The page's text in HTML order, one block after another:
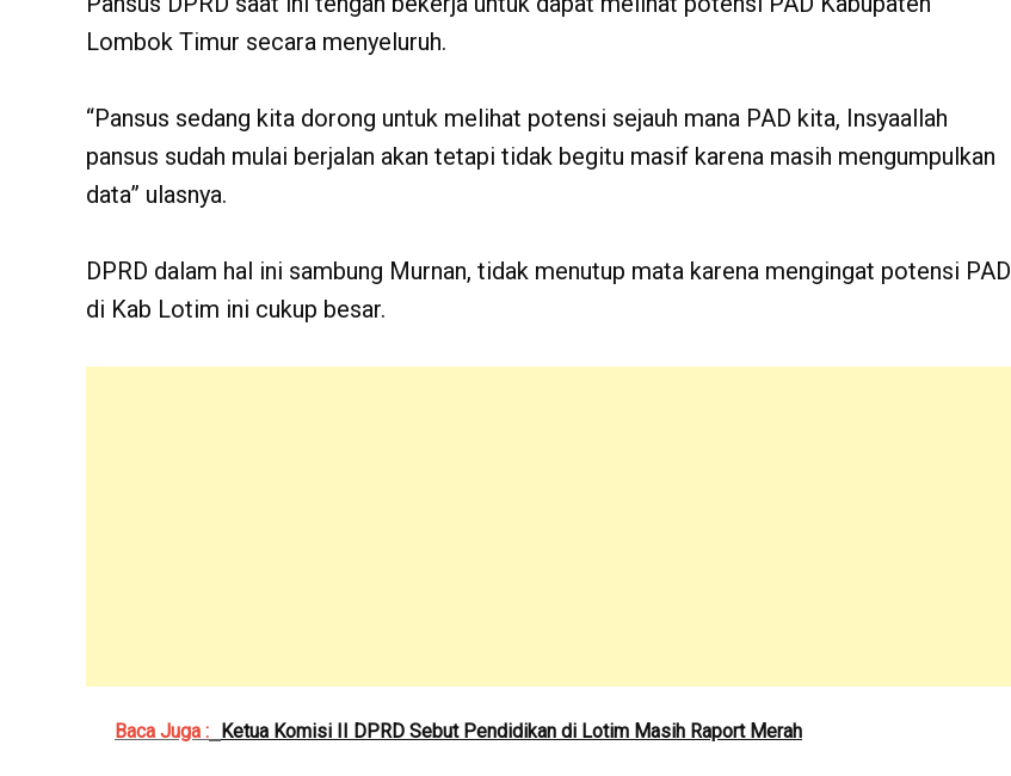
Lombok Timur secara menyeluruh.
“Pansus sedang kita dorong untuk melihat potensi sejauh mana PAD kita, Insyaallah
pansus sudah mulai berjalan akan tetapi tidak begitu masif karena masih mengumpulkan
data” ulasnya.
DPRD dalam hal ini sambung Murnan, tidak menutup mata karena mengingat potensi PAD
di Kab Lotim ini cukup besar.
Baca Juga : Ketua Komisi II DPRD Sebut Pendidikan di Lotim Masih Raport Merah